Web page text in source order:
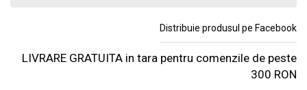
Distribuie produsul pe Facebook
LIVRARE GRATUITA in tara pentru comenzile de peste
300 RON